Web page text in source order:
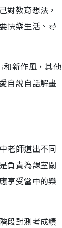
對教育想法，
快樂生活、尋
和新作風，其他
自說自話解畫
老師道出不同
負責為課室關
享受當中的樂
段對測考成績